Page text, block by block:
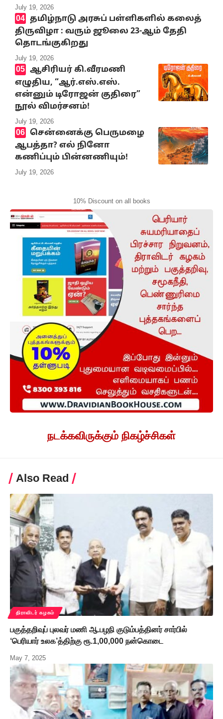
July 19, 2026
தமிழ்நாடு அரசுப் பள்ளிகளில் கலைத்
திருவிழா : வரும் ஜூலை 23-ஆம் தேதி
தொடங்குகிறது
July 19, 2026
ஆசிரியர் கி.வீரமணி
எழுதிய, “ஆர்.எஸ்.எஸ்.
என்னும் டிரோஜன் குதிரை”
நூல் விமர்சனம்!
July 19, 2026
சென்னைக்கு பெருமழை
ஆபத்தா? எல் நினோ
கணிப்பும் பின்னணியும்!
July 19, 2026
10% Discount on all books
நடக்கவிருக்கும் நிகழ்ச்சிகள்
Also Read
திராவிடர் கழகம்
பகுத்தறிவுப் புலவர் மணி ஆ.பழநி குடும்பத்தினர் சார்பில்
‘பெரியார் உலக’த்திற்கு ரூ.1,00,000 நன்கொடை
May 7, 2025